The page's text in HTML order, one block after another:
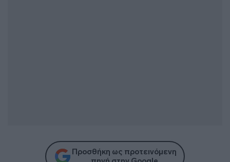
Προσθήκη ως προτεινόμενη